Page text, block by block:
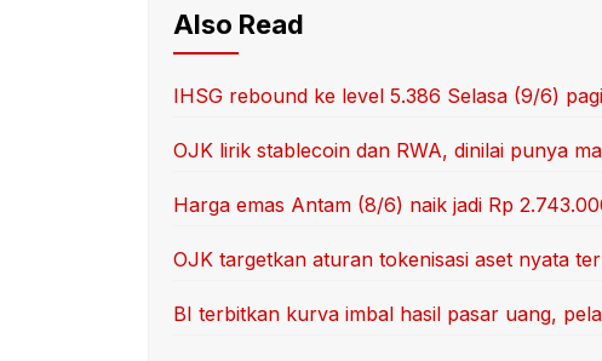
Also Read
IHSG rebound ke level 5.386 Selasa (9/6)
OJK lirik stablecoin dan RWA, dinilai punya
Harga emas Antam (8/6) naik jadi Rp
OJK targetkan aturan tokenisasi aset nyata
BI terbitkan kurva imbal hasil pasar uang,